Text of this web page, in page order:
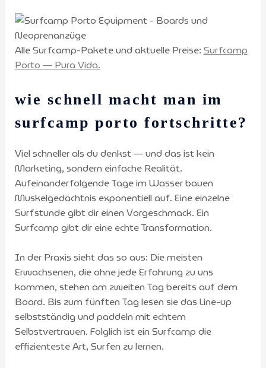
Alle Surfcamp-Pakete und aktuelle Preise:Surfcamp
Porto — Pura Vida.
wie schnell macht man im
surfcamp porto fortschritte?
Viel schneller als du denkst — und das ist kein
Marketing, sondern einfache Realität.
Aufeinanderfolgende Tage im Wasser bauen
Muskelgedächtnis exponentiell auf. Eine einzelne
Surfstunde gibt dir einen Vorgeschmack. Ein
Surfcamp gibt dir eine echte Transformation.
In der Praxis sieht das so aus: Die meisten
Erwachsenen, die ohne jede Erfahrung zu uns
kommen, stehen am zweiten Tag bereits auf dem
Board. Bis zum fünften Tag lesen sie das Line-up
selbstständig und paddeln mit echtem
Selbstvertrauen. Folglich ist ein Surfcamp die
effizienteste Art, Surfen zu lernen.